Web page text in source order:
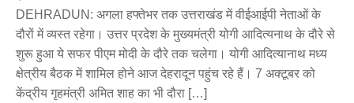
DEHRADUN: अगला हफ्तेभर तक उत्तराखंड में वीईआईपी नेताओं के
दौरों में व्यस्त रहेगा। उत्तर प्रदेश के मुख्यमंत्री योगी आदित्यनाथ के दौरे से
शुरू हुआ ये सफर पीएम मोदी के दौरे तक चलेगा। योगी आदित्यानाथ मध्य
क्षेत्रीय बैठक में शामिल होने आज देहरादून पहुंच रहे हैं। 7 अक्टूबर को
केंद्रीय गृहमंत्री अमित शाह का भी दौरा […]